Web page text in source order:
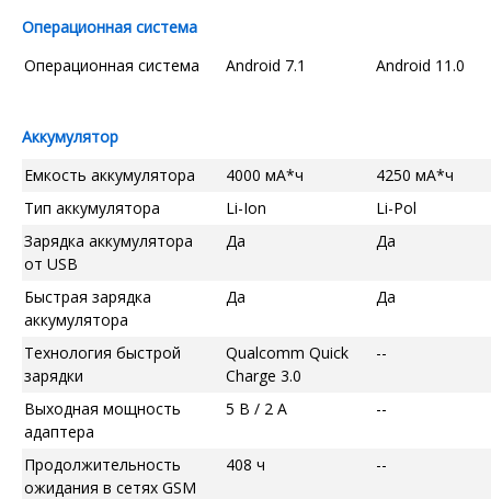
Операционная система
Операционная система
Android 7.1 Android 11.0
Аккумулятор
Емкость аккумулятора
4000 мА*ч
4250 мА*ч
Тип аккумулятора
Li-Ion
Li-Pol
Зарядка аккумулятора
от USB
Да Да
Быстрая зарядка
аккумулятора
Да Да
Технология быстрой
зарядки
Qualcomm Quick
Charge 3.0
--
Выходная мощность
адаптера
5 В / 2 А --
Продолжительность
ожидания в сетях GSM
408 ч --